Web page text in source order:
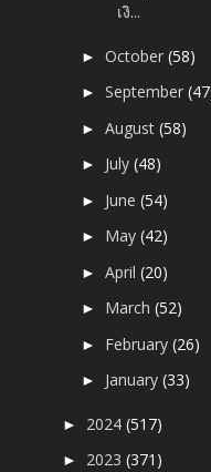
เงิ...
►October(58)
►September
►August(58)
► July(48)
► June(54)
► May(42)
►April(20)
► March(52)
► February(26)
► January(33)
► 2024(517)
► 2023(371)